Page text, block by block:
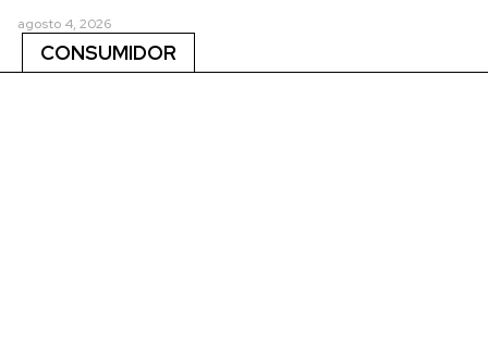
agosto 4, 2026
CONSUMIDOR